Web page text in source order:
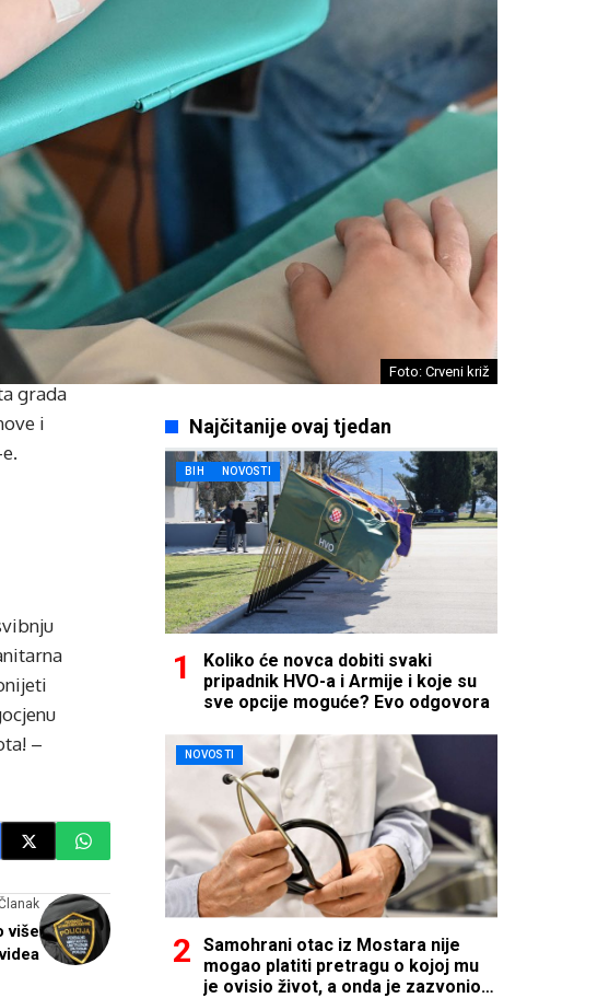
Foto: Crveni križ
grada
i
–
više
Najčitanije ovaj tjedan
BIH NOVOSTI
Koliko će novca dobiti svaki
pripadnik HVO-a i Armije i koje su
sve opcije moguće? Evo odgovora
NOVOSTI
Samohrani otac iz Mostara nije
mogao platiti pretragu o kojoj mu
je ovisio život, a onda je zazvonio